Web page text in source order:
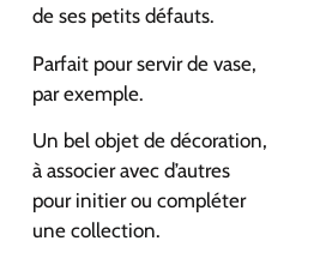
de ses petits défauts.
Parfait pour servir de vase,
par exemple.
Un bel objet de décoration,
à associer avec d’autres
pour initier ou compléter
une collection.